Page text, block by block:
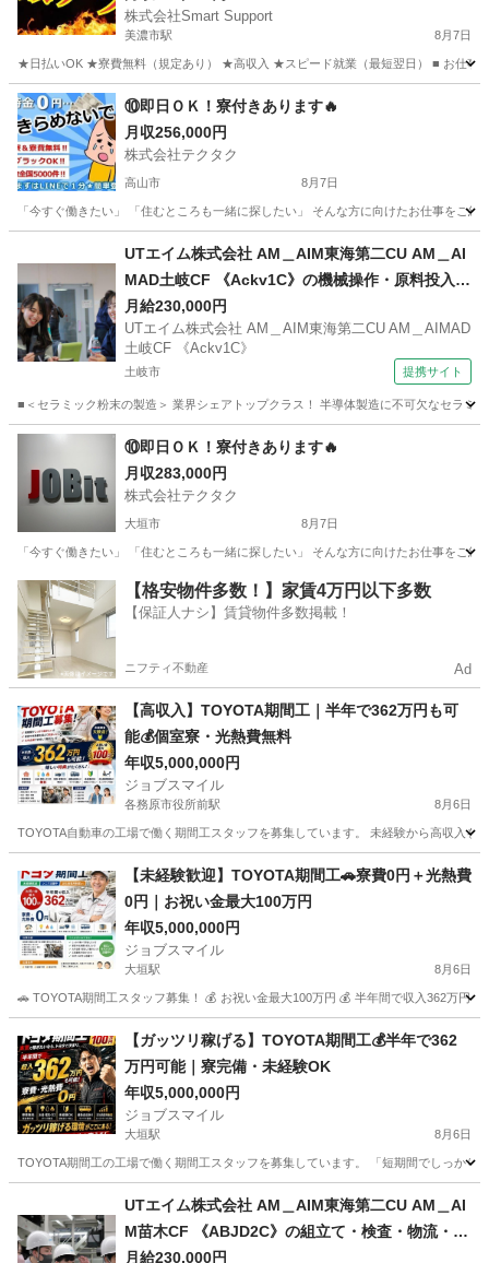
株式会社Smart Support
美濃市駅 8月7日
★日払いOK ★寮費無料（規定あり） ★高収入 ★スピード就業（最短翌日） ■ お仕事
岐阜 美濃市 美濃市駅 工場 未経験
⑩即日ＯＫ！寮付きあります🔥
月収256,000円
株式会社テクタク
高山市 8月7日
「今すぐ働きたい」 「住むところも一緒に探したい」 そんな方に向けたお仕事をご
UTエイム株式会社 AM＿AIM東海第二CU AM＿AI
MAD土岐CF 《Ackv1C》の機械操作・原料投入・
加工・梱包・検査 【食堂・売店あり】
月給230,000円
UTエイム株式会社 AM＿AIM東海第二CU AM＿AIMAD
土岐CF 《Ackv1C》
土岐市 提携サイト
■＜セラミック粉末の製造＞ 業界シェアトップクラス！ 半導体製造に不可欠なセラミ
岐阜 土岐市 工場
⑩即日ＯＫ！寮付きあります🔥
月収283,000円
株式会社テクタク
大垣市 8月7日
「今すぐ働きたい」 「住むところも一緒に探したい」 そんな方に向けたお仕事をご
岐阜 大垣市 物流
【格安物件多数！】家賃4万円以下多数
【保証人ナシ】賃貸物件多数掲載！
ニフティ不動産 Ad
【高収入】TOYOTA期間工｜半年で362万円も可
能💰個室寮・光熱費無料
年収5,000,000円
ジョブスマイル
各務原市役所前駅 8月6日
TOYOTA自動車の工場で働く期間工スタッフを募集しています。 未経験から
各務原市役所前駅 工場 未経験
【未経験歓迎】TOYOTA期間工🚗寮費0円＋光熱費
0円｜お祝い金最大100万円
年収5,000,000円
ジョブスマイル
大垣駅 8月6日
🚗 TOYOTA期間工スタッフ募集！ 💰 お祝い金最大100万円 💰 半年間で収入362万円
大垣駅 工場 未経験
【ガッツリ稼げる】TOYOTA期間工💰半年で362
万円可能｜寮完備・未経験OK
年収5,000,000円
ジョブスマイル
大垣駅 8月6日
TOYOTA期間工の工場で働く期間工スタッフを募集しています。 「短期間でしっ
大垣駅 工場
UTエイム株式会社 AM＿AIM東海第二CU AM＿AI
M苗木CF 《ABJD2C》の組立て・検査・物流・ピ
ッキング 【禁煙・分煙】
月給230,000円